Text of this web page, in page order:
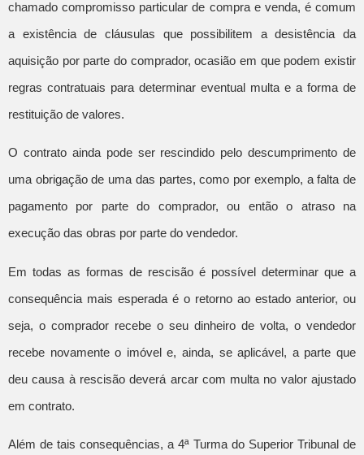
chamado compromisso particular de compra e venda, é comum
a existência de cláusulas que possibilitem a desistência da
aquisição por parte do comprador, ocasião em que podem existir
regras contratuais para determinar eventual multa e a forma de
restituição de valores.
O contrato ainda pode ser rescindido pelo descumprimento de
uma obrigação de uma das partes, como por exemplo, a falta de
pagamento por parte do comprador, ou então o atraso na
execução das obras por parte do vendedor.
Em todas as formas de rescisão é possível determinar que a
consequência mais esperada é o retorno ao estado anterior, ou
seja, o comprador recebe o seu dinheiro de volta, o vendedor
recebe novamente o imóvel e, ainda, se aplicável, a parte que
deu causa à rescisão deverá arcar com multa no valor ajustado
em contrato.
Além de tais consequências, a 4ª Turma do Superior Tribunal de